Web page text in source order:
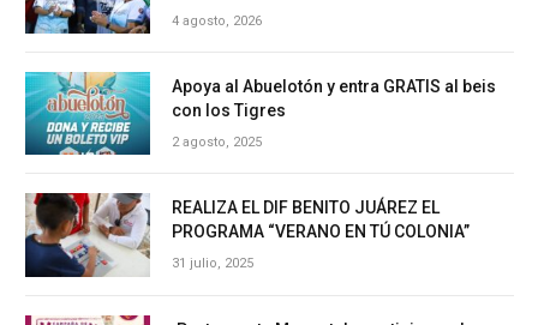
4 agosto, 2026
Apoya al Abuelotón y entra GRATIS al beis
con los Tigres
2 agosto, 2025
REALIZA EL DIF BENITO JUÁREZ EL
PROGRAMA “VERANO EN TÚ COLONIA”
31 julio, 2025